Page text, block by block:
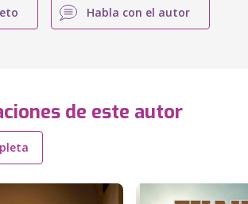
Habla con el autor
de este autor